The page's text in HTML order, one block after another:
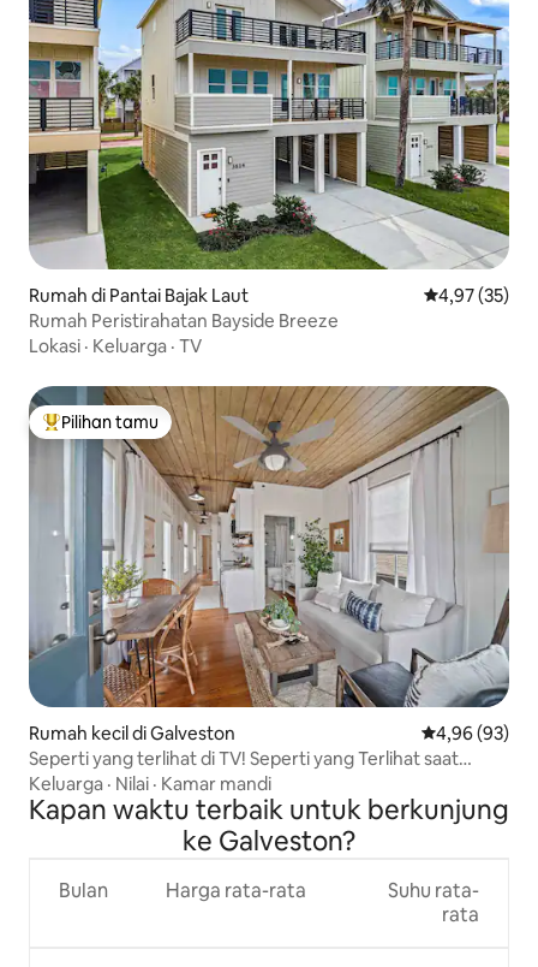
Rumah di Pantai Bajak Laut Nilai rata-rata
4,97 (35)
Rumah Peristirahatan Bayside Breeze
Lokasi · Keluarga · TV
Pilihan tamu terpopuler
Pilihan tamu
Rumah kecil di Galveston Nilai rata-rata
4,96 (93)
Seperti yang terlihat di TV! Seperti yang Terlihat saat
Memulihkan Galveston
Keluarga · Nilai · Kamar mandi
Kapan waktu terbaik untuk berkunjung
ke Galveston?
Bulan Harga rata-rata
Suhu rata-
rata